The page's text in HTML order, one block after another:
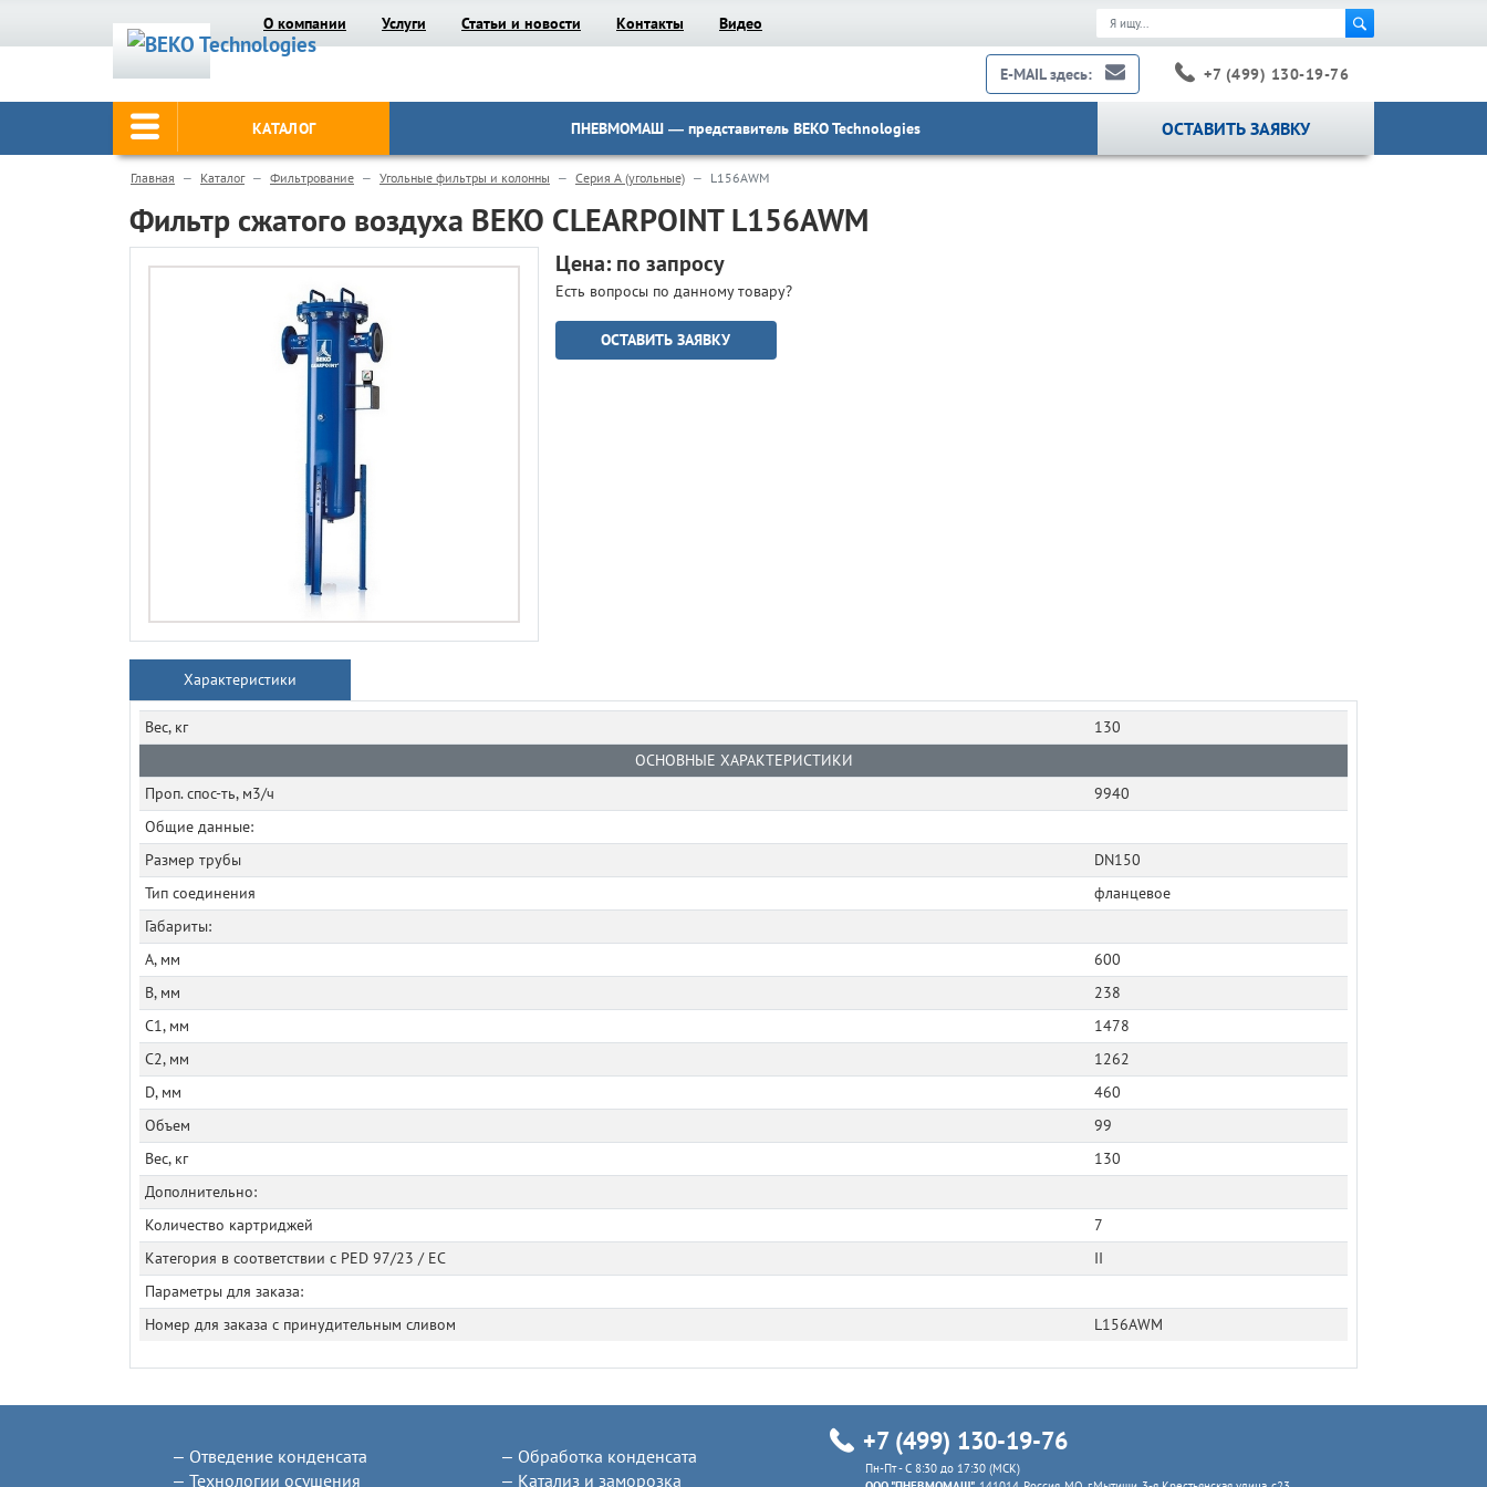
О компании Услуги Статьи и новости Контакты Видео
E-MAIL здесь: +7 (499) 130-19-76
КАТАЛОГ ПНЕВМОМАШ — представитель BEKO Technologies ОСТАВИТЬ ЗАЯВКУ
Главная Каталог Фильтрование Угольные фильтры и колонны Серия A (угольные) L156AWM
Фильтр сжатого воздуха BEKO CLEARPOINT L156AWM
Цена: по запросу
Есть вопросы по данному товару?
ОСТАВИТЬ ЗАЯВКУ
Характеристики
Вес, кг
130
ОСНОВНЫЕ ХАРАКТЕРИСТИКИ
Проп. спос-ть, м3/ч
9940
Общие данные:
Размер трубы
DN150
Тип соединения
фланцевое
Габариты:
A, мм
600
B, мм
238
C1, мм
1478
C2, мм
1262
D, мм
460
Объем
99
Вес, кг
130
Дополнительно:
Количество картриджей
7
Категория в соответствии с PED 97/23 / EC
II
Параметры для заказа:
Номер для заказа с принудительным сливом
L156AWM
Отведение конденсата
Обработка конденсата
Технологии осушения
Катализ и заморозка
+7 (499) 130-19-76
Пн-Пт - C 8:30 до 17:30 (МСК)